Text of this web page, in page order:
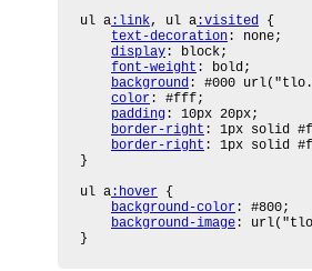
ul a :link, ul a :visited {
text-decoration : none;
display : block;
font-weight : bold;
background : #000
color : #fff;
padding : 10px 20px;
border-right : 1px solid
border-right : 1px solid
}
ul a :hover {
background-color : #800;
background-image :
}